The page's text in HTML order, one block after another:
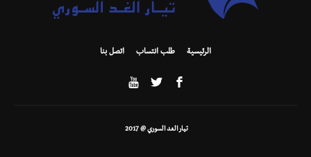
الرئيسية طلب انتساب اتصل بنا
تيار الغد السوري @ 2017